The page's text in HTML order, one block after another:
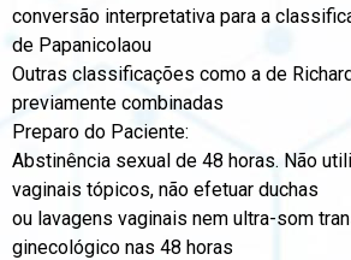
conversão interpretativa para a
de Papanicolaou
Outras classificações como a de
previamente combinadas
Preparo do Paciente:
Abstinência sexual de 48 horas. Não
vaginais tópicos, não efetuar duchas
ou lavagens vaginais nem ultra-som
ginecológico nas 48 horas